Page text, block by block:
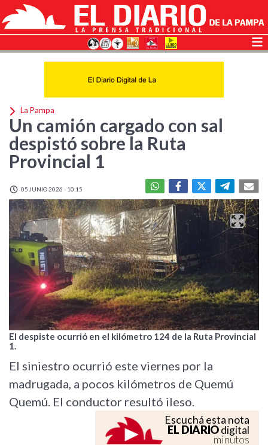
La Pampa
Un camión cargado con sal
despistó sobre la Ruta
Provincial 1
05 JUNIO 2026 - 10:15
El despiste ocurrió en el kilómetro 124 de la Ruta Provincial
1.
El siniestro ocurrió este viernes por la
madrugada, a pocos kilómetros de Quemú
Quemú. El conductor resultó ileso.
Escuchá esta nota
EL DIARIOdigital
minutos